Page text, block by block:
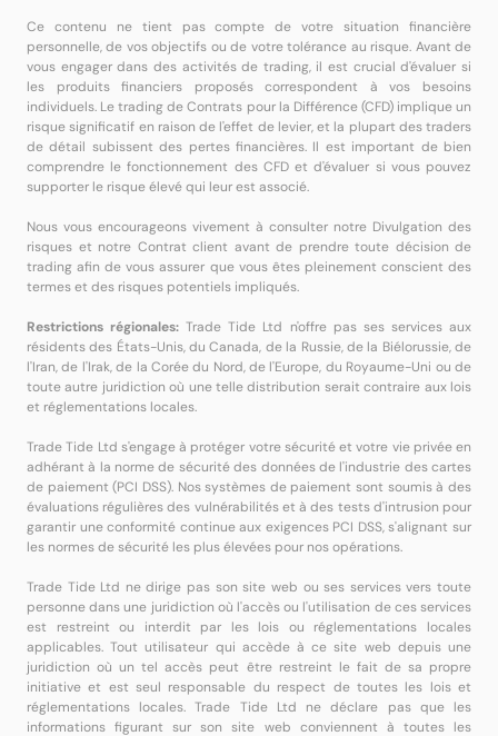
Ce contenu ne tient pas compte de votre situation financière
personnelle, de vos objectifs ou de votre tolérance au risque. Avant de
vous engager dans des activités de trading, il est crucial d'évaluer si
les produits financiers proposés correspondent à vos besoins
individuels. Le trading de Contrats pour la Différence (CFD) implique un
risque significatif en raison de l'effet de levier, et la plupart des traders
de détail subissent des pertes financières. Il est important de bien
comprendre le fonctionnement des CFD et d'évaluer si vous pouvez
supporter le risque élevé qui leur est associé.
Nous vous encourageons vivement à consulter notre Divulgation des
risques et notre Contrat client avant de prendre toute décision de
trading afin de vous assurer que vous êtes pleinement conscient des
termes et des risques potentiels impliqués.
Restrictions régionales: Trade Tide Ltd n'offre pas ses services aux
résidents des États-Unis, du Canada, de la Russie, de la Biélorussie, de
l'Iran, de l'Irak, de la Corée du Nord, de l'Europe, du Royaume-Uni ou de
toute autre juridiction où une telle distribution serait contraire aux lois
et réglementations locales.
Trade Tide Ltd s'engage à protéger votre sécurité et votre vie privée en
adhérant à la norme de sécurité des données de l'industrie des cartes
de paiement (PCI DSS). Nos systèmes de paiement sont soumis à des
évaluations régulières des vulnérabilités et à des tests d'intrusion pour
garantir une conformité continue aux exigences PCI DSS, s'alignant sur
les normes de sécurité les plus élevées pour nos opérations.
Trade Tide Ltd ne dirige pas son site web ou ses services vers toute
personne dans une juridiction où l'accès ou l'utilisation de ces services
est restreint ou interdit par les lois ou réglementations locales
applicables. Tout utilisateur qui accède à ce site web depuis une
juridiction où un tel accès peut être restreint le fait de sa propre
initiative et est seul responsable du respect de toutes les lois et
réglementations locales. Trade Tide Ltd ne déclare pas que les
informations figurant sur son site web conviennent à toutes les